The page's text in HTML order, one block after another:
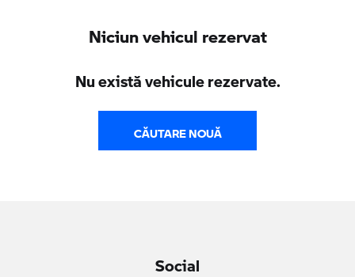
Niciun vehicul rezervat
Nu există vehicule rezervate.
CĂUTARE NOUĂ
Social